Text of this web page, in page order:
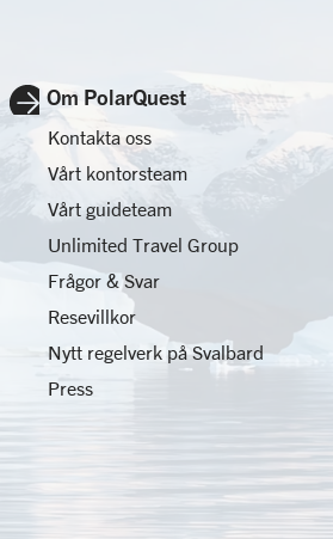
Om PolarQuest
Kontakta oss
Vårt kontorsteam
Vårt guideteam
Unlimited Travel Group
Frågor & Svar
Resevillkor
Nytt regelverk på Svalbard
Press